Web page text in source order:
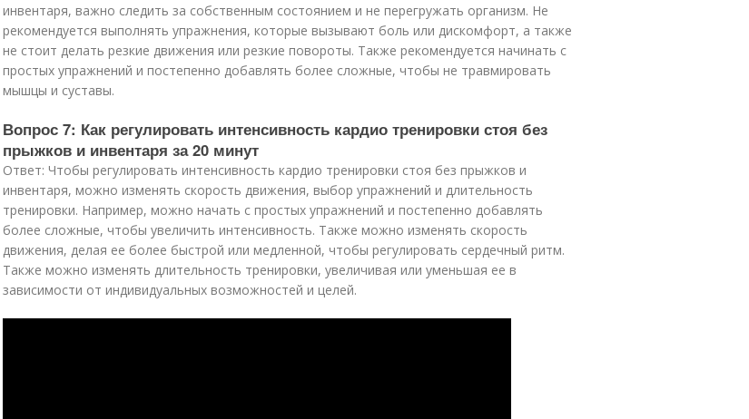
инвентаря, важно следить за собственным состоянием и не перегружать организм. Не
рекомендуется выполнять упражнения, которые вызывают боль или дискомфорт, а также
не стоит делать резкие движения или резкие повороты. Также рекомендуется начинать с
простых упражнений и постепенно добавлять более сложные, чтобы не травмировать
мышцы и суставы.
Вопрос 7: Как регулировать интенсивность кардио тренировки стоя без
прыжков и инвентаря за 20 минут
Ответ: Чтобы регулировать интенсивность кардио тренировки стоя без прыжков и
инвентаря, можно изменять скорость движения, выбор упражнений и длительность
тренировки. Например, можно начать с простых упражнений и постепенно добавлять
более сложные, чтобы увеличить интенсивность. Также можно изменять скорость
движения, делая ее более быстрой или медленной, чтобы регулировать сердечный ритм.
Также можно изменять длительность тренировки, увеличивая или уменьшая ее в
зависимости от индивидуальных возможностей и целей.